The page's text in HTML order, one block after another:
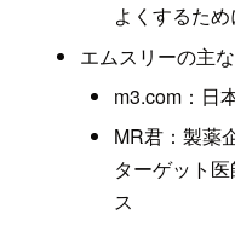
よくするため
エムスリーの主
m3.com：日
MR君：製薬
ターゲット
ス